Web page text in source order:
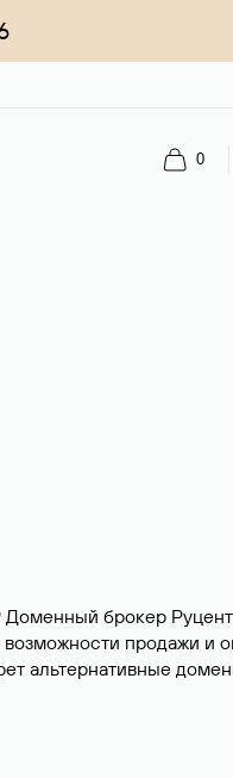
0
Доменный брокер
продажи и
альтернативные